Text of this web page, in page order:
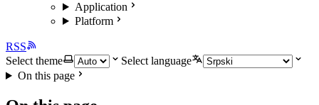
Application
Platform
RSS
Select theme
Select language
On this page